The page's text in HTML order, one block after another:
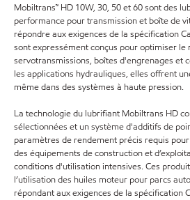
Mobiltrans™ HD 10W, 30, 50 et 60 sont des
performance pour transmission et boîte de
répondre aux exigences de la spécification
sont expressément conçus pour optimiser le
servotransmissions, boîtes d'engrenages et
les applications hydrauliques, elles offrent
même dans des systèmes à haute pression.
La technologie du lubrifiant Mobiltrans HD
sélectionnées et un système d'additifs de
paramètres de rendement précis requis
des équipements de construction et
conditions d'utilisation intensives. Ces
l’utilisation des huiles moteur pour parcs
répondant aux exigences de la spécification